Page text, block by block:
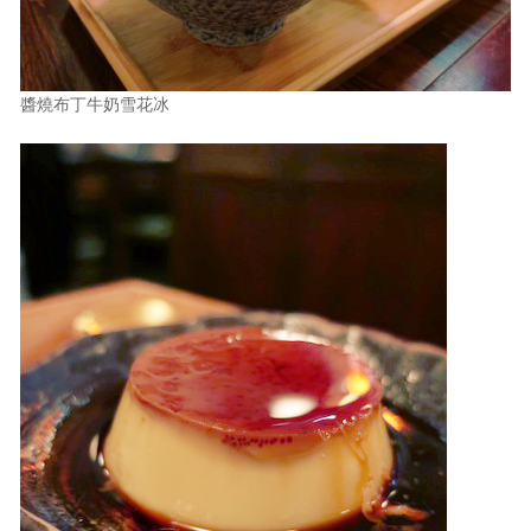
醬燒布丁牛奶雪花冰